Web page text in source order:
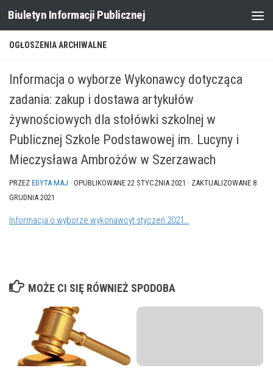
Skip to content
Biuletyn Informacji Publicznej
OGŁOSZENIA ARCHIWALNE
Informacja o wyborze Wykonawcy dotycząca
zadania: zakup i dostawa artykułów
żywnościowych dla stołówki szkolnej w
Publicznej Szkole Podstawowej im. Lucyny i
Mieczysława Ambrożów w Szerzawach
PRZEZ EDYTA MAJ · OPUBLIKOWANE 22 STYCZNIA 2021 · ZAKTUALIZOWANE 8
GRUDNIA 2021
Informacja o wyborze wykonawcyt styczeń 2021…
MOŻE CI SIĘ RÓWNIEŻ SPODOBA